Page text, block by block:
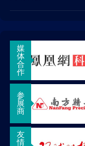
媒
体
合
作
参
展
商
友
情